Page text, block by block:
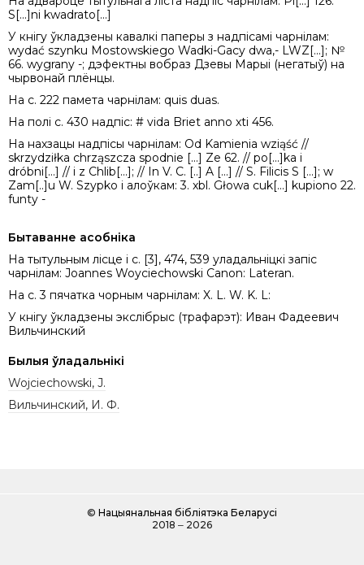
S[...]ni kwadrato[...]
У кнігу ўкладзены кавалкі паперы з надпісамі чарнілам:
wydać szynku Mostowskiego Wadki-Gacy dwa,- LWZ[...]; №
66. wygrany -; дэфектны вобраз Дзевы Марыі (негатыў) на
чырвонай плёнцы.
На с. 222 памета чарнілам: quis duas.
На полі с. 430 надпіс: # vida Briet anno xti 456.
На нахзацы надпісы чарнілам: Od Kamienia wziąść //
skrzydziłka chrząszcza spodnie [...] Ze 62. // po[...]ka i
dróbni[...] // i z Chlib[...]; // In V. C. [..] A [...] // S. Filicis S [...]; w
Zam[..]u W. Szypko i алоўкам: 3. xbl. Głowa cuk[...] kupiono 22.
funty -
Бытаванне асобніка
На тытульным лісце і с. [3], 474, 539 уладальніцкі запіс
чарнілам: Joannes Woyciechowski Canon: Lateran.
На с. 3 пячатка чорным чарнілам: X. L. W. K. L:
У кнігу ўкладзены экслібрыс (трафарэт): Иван Фадеевич
Вильчинский
Былыя ўладальнікі
Wojciechowski, J.
Вильчинский, И. Ф.
© Нацыянальная бібліятэка Беларусі
2018 ‒ 2026